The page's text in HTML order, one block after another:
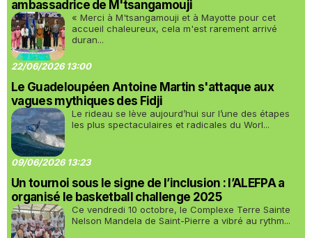
ambassadrice de M'tsangamouji
« Merci à M'tsangamouji et à Mayotte pour cet
accueil chaleureux, cela m'est rarement arrivé
duran...
22/06/2026 13:00
Le Guadeloupéen Antoine Martin s'attaque aux
vagues mythiques des Fidji
Le rideau se lève aujourd’hui sur l’une des étapes
les plus spectaculaires et radicales du Worl...
09/06/2026 13:23
Un tournoi sous le signe de l’inclusion : l’ALEFPA a
organisé le basketball challenge 2025
Ce vendredi 10 octobre, le Complexe Terre Sainte
Nelson Mandela de Saint-Pierre a vibré au rythm...